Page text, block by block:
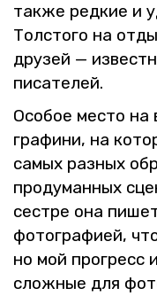
также ред­кие и
Тол­сто­го на
дру­зей —
пи­са­те­лей.
Осо­бое место на
гра­фи­ни, на
самых раз­ных
про­ду­ман­ных
сест­ре она
фо­то­гра­фи­ей,
но мой про­гресс
слож­ные для